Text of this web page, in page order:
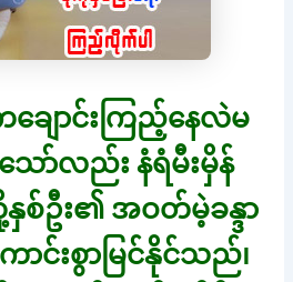
ောင်းကြည့်နေလဲမ
ော်လည်း နံရံမီးမှိန်
စ်ဦး၏ အဝတ်မဲ့ခန္ဒာ
ာင်းစွာမြင်နိုင်သည်၊